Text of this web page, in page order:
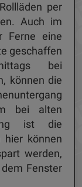
per
Auch im
Ferne eine
geschaffen
bei
können die
bei alten
ist die
hier können
werden,
Fenster